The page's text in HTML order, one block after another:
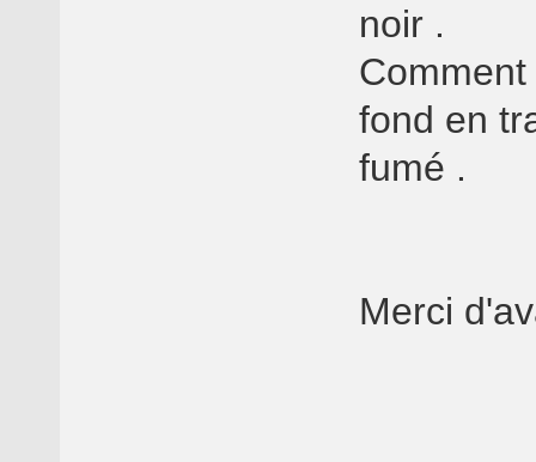
noir .
fond en
fumé .
Merci